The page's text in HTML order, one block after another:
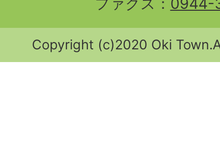
Copyright (c)2020 Oki